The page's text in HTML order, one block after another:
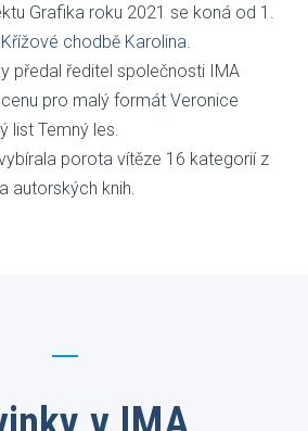
Grafika roku 2021 se koná od 1.
Křížové chodbě Karolina.
předal ředitel společnosti IMA
pro malý formát Veronice
list Temný les.
porota vítěze 16 kategorií z
autorských knih.